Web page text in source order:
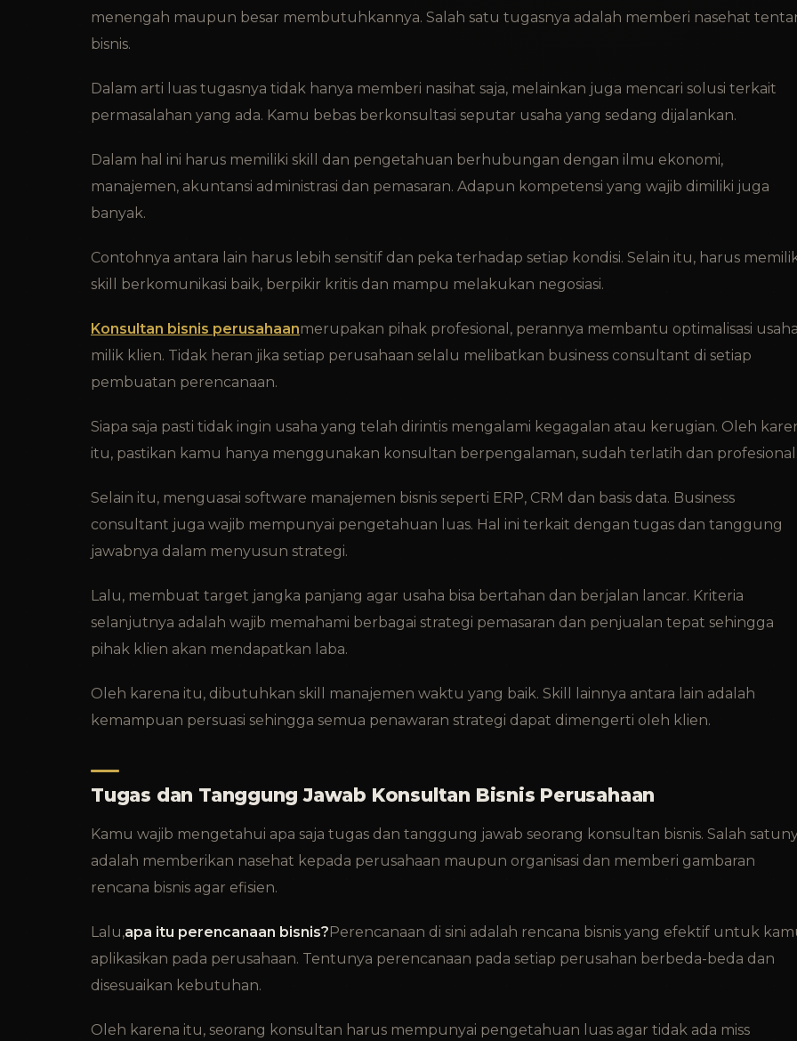
menengah maupun besar membutuhkannya. Salah satu tugasnya adalah memberi nasehat
bisnis.
Dalam arti luas tugasnya tidak hanya memberi nasihat saja, melainkan juga mencari solusi terkait
permasalahan yang ada. Kamu bebas berkonsultasi seputar usaha yang sedang dijalankan.
Dalam hal ini harus memiliki skill dan pengetahuan berhubungan dengan ilmu ekonomi,
manajemen, akuntansi administrasi dan pemasaran. Adapun kompetensi yang wajib dimiliki juga
banyak.
Contohnya antara lain harus lebih sensitif dan peka terhadap setiap kondisi. Selain itu, harus
skill berkomunikasi baik, berpikir kritis dan mampu melakukan negosiasi.
Konsultan bisnis perusahaanmerupakan pihak profesional, perannya membantu optimalisasi usaha
milik klien. Tidak heran jika setiap perusahaan selalu melibatkan business consultant di setiap
pembuatan perencanaan.
Siapa saja pasti tidak ingin usaha yang telah dirintis mengalami kegagalan atau kerugian. Oleh
itu, pastikan kamu hanya menggunakan konsultan berpengalaman, sudah terlatih dan profesional.
Selain itu, menguasai software manajemen bisnis seperti ERP, CRM dan basis data. Business
consultant juga wajib mempunyai pengetahuan luas. Hal ini terkait dengan tugas dan tanggung
jawabnya dalam menyusun strategi.
Lalu, membuat target jangka panjang agar usaha bisa bertahan dan berjalan lancar. Kriteria
selanjutnya adalah wajib memahami berbagai strategi pemasaran dan penjualan tepat sehingga
pihak klien akan mendapatkan laba.
Oleh karena itu, dibutuhkan skill manajemen waktu yang baik. Skill lainnya antara lain adalah
kemampuan persuasi sehingga semua penawaran strategi dapat dimengerti oleh klien.
Tugas dan Tanggung Jawab Konsultan Bisnis Perusahaan
Kamu wajib mengetahui apa saja tugas dan tanggung jawab seorang konsultan bisnis. Salah
adalah memberikan nasehat kepada perusahaan maupun organisasi dan memberi gambaran
rencana bisnis agar efisien.
Lalu,apa itu perencanaan bisnis?Perencanaan di sini adalah rencana bisnis yang efektif untuk
aplikasikan pada perusahaan. Tentunya perencanaan pada setiap perusahan berbeda-beda dan
disesuaikan kebutuhan.
Oleh karena itu, seorang konsultan harus mempunyai pengetahuan luas agar tidak ada miss